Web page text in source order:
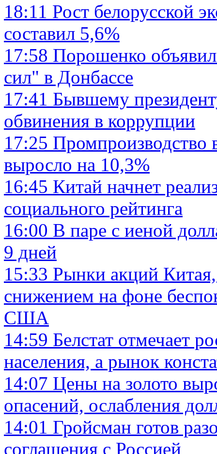
18:11 Рост белорусской
составил 5,6%
17:58 Порошенко
сил" в Донбассе
17:41 Бывшему
обвинения в коррупции
17:25 Промпроизводство
выросло на 10,3%
16:45 Китай начнет
социального рейтинга
16:00 В паре с иеной
9 дней
15:33 Рынки акций
снижением на фоне
США
14:59 Белстат отмечает
населения, а рынок
14:07 Цены на золото
опасений, ослабления
14:01 Гройсман готов
соглашения с Россией